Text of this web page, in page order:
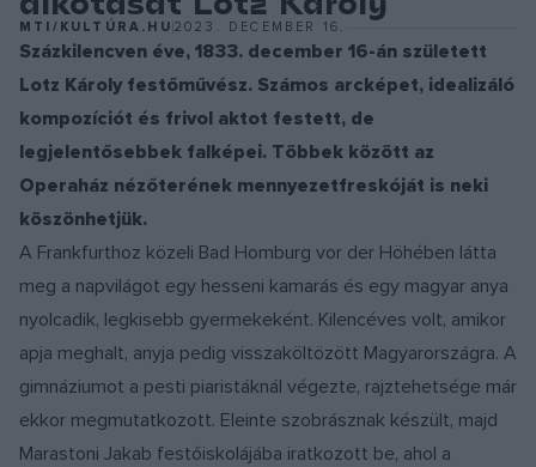
MTI/KULTÚRA.HU 2023. DECEMBER 16.
Százkilencven éve, 1833. december 16-án született
Lotz Károly festőművész. Számos arcképet, idealizáló
kompozíciót és frivol aktot festett, de
legjelentősebbek falképei. Többek között az
Operaház nézőterének mennyezetfreskóját is neki
köszönhetjük.
A Frankfurthoz közeli Bad Homburg vor der Höhében látta
meg a napvilágot egy hesseni kamarás és egy magyar anya
nyolcadik, legkisebb gyermekeként. Kilencéves volt, amikor
apja meghalt, anyja pedig visszaköltözött Magyarországra. A
gimnáziumot a pesti piaristáknál végezte, rajztehetsége már
ekkor megmutatkozott. Eleinte szobrásznak készült, majd
Marastoni Jakab festőiskolájába iratkozott be, ahol a